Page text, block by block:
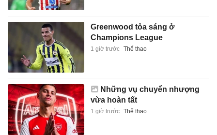
Greenwood tỏa sáng ở
Champions League
1 giờ trước Thể thao
Những vụ chuyển nhượng
vừa hoàn tất
1 giờ trước Thể thao